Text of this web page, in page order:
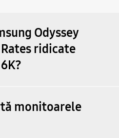
0
Odyssey
ridicate
monitoarele